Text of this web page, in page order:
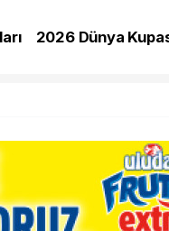
2026 Dünya